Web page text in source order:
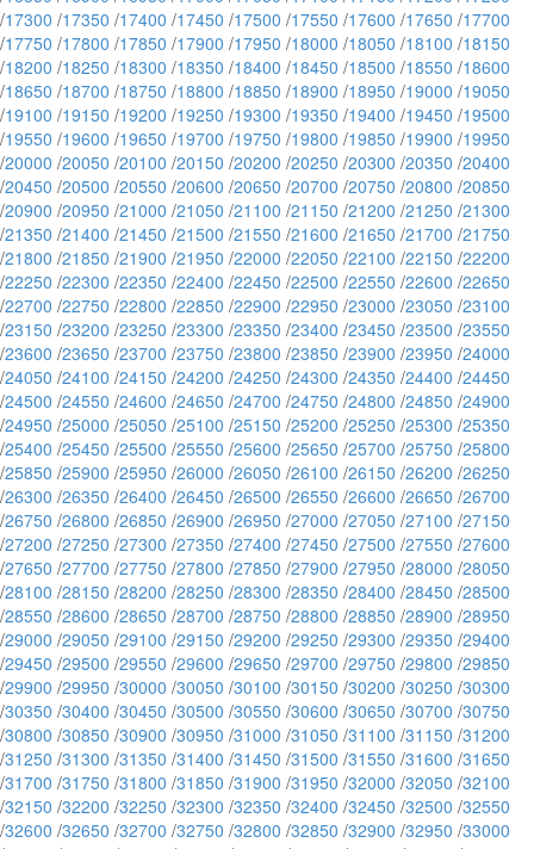
/17300 /17350 /17400 /17450 /17500 /17550 /17600 /17650 /17700
/17750 /17800 /17850 /17900 /17950 /18000 /18050 /18100 /18150
/18200 /18250 /18300 /18350 /18400 /18450 /18500 /18550 /18600
/18650 /18700 /18750 /18800 /18850 /18900 /18950 /19000 /19050
/19100 /19150 /19200 /19250 /19300 /19350 /19400 /19450 /19500
/19550 /19600 /19650 /19700 /19750 /19800 /19850 /19900 /19950
/20000 /20050 /20100 /20150 /20200 /20250 /20300 /20350 /20400
/20450 /20500 /20550 /20600 /20650 /20700 /20750 /20800 /20850
/20900 /20950 /21000 /21050 /21100 /21150 /21200 /21250 /21300
/21350 /21400 /21450 /21500 /21550 /21600 /21650 /21700 /21750
/21800 /21850 /21900 /21950 /22000 /22050 /22100 /22150 /22200
/22250 /22300 /22350 /22400 /22450 /22500 /22550 /22600 /22650
/22700 /22750 /22800 /22850 /22900 /22950 /23000 /23050 /23100
/23150 /23200 /23250 /23300 /23350 /23400 /23450 /23500 /23550
/23600 /23650 /23700 /23750 /23800 /23850 /23900 /23950 /24000
/24050 /24100 /24150 /24200 /24250 /24300 /24350 /24400 /24450
/24500 /24550 /24600 /24650 /24700 /24750 /24800 /24850 /24900
/24950 /25000 /25050 /25100 /25150 /25200 /25250 /25300 /25350
/25400 /25450 /25500 /25550 /25600 /25650 /25700 /25750 /25800
/25850 /25900 /25950 /26000 /26050 /26100 /26150 /26200 /26250
/26300 /26350 /26400 /26450 /26500 /26550 /26600 /26650 /26700
/26750 /26800 /26850 /26900 /26950 /27000 /27050 /27100 /27150
/27200 /27250 /27300 /27350 /27400 /27450 /27500 /27550 /27600
/27650 /27700 /27750 /27800 /27850 /27900 /27950 /28000 /28050
/28100 /28150 /28200 /28250 /28300 /28350 /28400 /28450 /28500
/28550 /28600 /28650 /28700 /28750 /28800 /28850 /28900 /28950
/29000 /29050 /29100 /29150 /29200 /29250 /29300 /29350 /29400
/29450 /29500 /29550 /29600 /29650 /29700 /29750 /29800 /29850
/29900 /29950 /30000 /30050 /30100 /30150 /30200 /30250 /30300
/30350 /30400 /30450 /30500 /30550 /30600 /30650 /30700 /30750
/30800 /30850 /30900 /30950 /31000 /31050 /31100 /31150 /31200
/31250 /31300 /31350 /31400 /31450 /31500 /31550 /31600 /31650
/31700 /31750 /31800 /31850 /31900 /31950 /32000 /32050 /32100
/32150 /32200 /32250 /32300 /32350 /32400 /32450 /32500 /32550
/32600 /32650 /32700 /32750 /32800 /32850 /32900 /32950 /33000